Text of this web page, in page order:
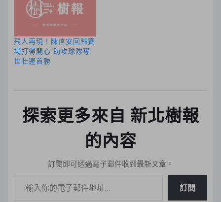
飛人再現！陳信安回歸賽
場打得開心 助攻球隊奪
世壯運首勝
探索更多來自 新北樹報
的內容
訂閱即可透過電子郵件收到最新文章。
訂閱